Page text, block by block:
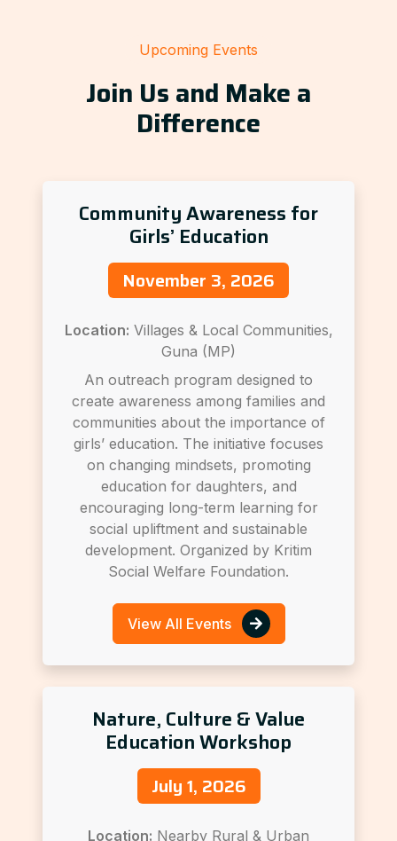
Upcoming Events
Join Us and Make a
Difference
Community Awareness for
Girls’ Education
November 3, 2026
Location: Villages & Local Communities,
Guna (MP)
An outreach program designed to
create awareness among families and
communities about the importance of
girls’ education. The initiative focuses
on changing mindsets, promoting
education for daughters, and
encouraging long-term learning for
social upliftment and sustainable
development. Organized by Kritim
Social Welfare Foundation.
View All Events
Nature, Culture & Value
Education Workshop
July 1, 2026
Location: Nearby Rural & Urban